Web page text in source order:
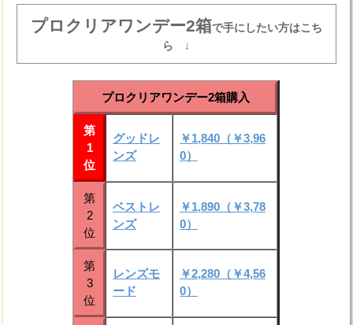
プロクリアワンデー2箱で手にしたい方はこち
ら ↓
プロクリアワンデー2箱購入
第
1
位
グッドレ
ンズ
￥1,840（￥3,96
0）
第
2
位
ベストレ
ンズ
￥1,890（￥3,78
0）
第
3
位
レンズモ
ード
￥2,280（￥4,56
0）